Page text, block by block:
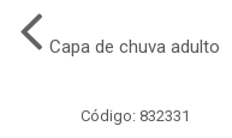
Capa de chuva adulto
Código: 832331